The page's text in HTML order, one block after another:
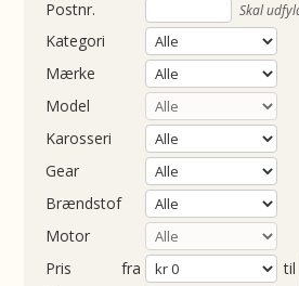
Skal
Kategori
Mærke
Model
Karosseri
Gear
Brændstof
Motor
Pris
fra
til